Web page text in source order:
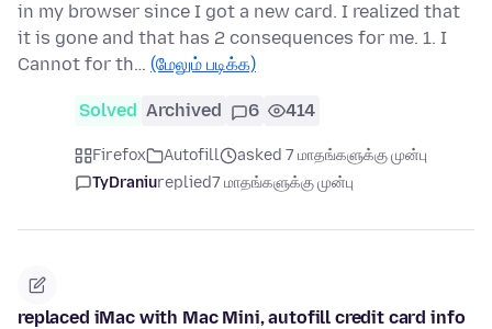
in my browser since I got a new card. I realized that
it is gone and that has 2 consequences for me. 1. I
Cannot for th… (மேலும் படிக்க)
Solved Archived 6 414
Firefox Autofill
asked 7 மாதங்களுக்கு முன்பு
TyDraniureplied7 மாதங்களுக்கு முன்பு
replaced iMac with Mac Mini, autofill credit card info